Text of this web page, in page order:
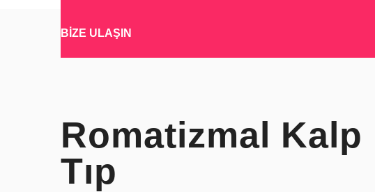
BİZE ULAŞIN
Romatizmal Kalp
Tıp